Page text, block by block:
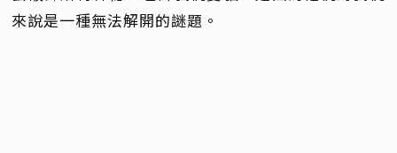
來說是一種無法解開的謎題。